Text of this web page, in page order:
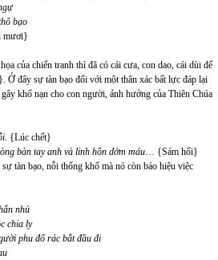
bạo
mươi}
của chiến tranh thì đã có cái cưa, con dao, cái dùi để
Ở đây sự tàn bạo đối với một thân xác bất lực đáp lại
khổ nạn cho con người, ảnh hưởng của Thiên Chúa
. {Lúc chết}
bàn tay anh và linh hồn dớm máu… {Sám hối}
tàn bạo, nỗi thống khổ mà nó còn báo hiệu việc
nhủ
chia ly
phu đổ rác bắt đầu đi